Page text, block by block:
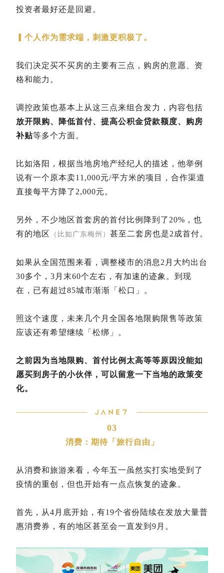
投资者最好还是回避。
个人作为需求端，刺激更积极了。
我们决定买不买房的主要有三点，购房的意愿、资
格和能力。
调控政策也基本上从这三点来组合发力，内容包括
放开限购、降低首付、提高公积金贷款额度、购房
补贴等多个方面。
比如洛阳，根据当地房地产经纪人的描述，他举例
说有一个原本卖11,000元/平方米的项目，合作渠道
直接每平方降了2,000元。
另外，不少地区首套房的首付比例降到了20%，也
有的地区
（比如广东梅州） 甚至二套房也是2成首付。
如果从全国范围来看，调整楼市的消息2月大约出台
30多个，3月末60个左右，有加速的迹象。到现
在，已有超过85城市渐渐「松口」。
照这个速度，未来几个月全国各地限购限售等政策
应该还有希望继续「松绑」。
之前因为当地限购、首付比例太高等等原因没能如
愿买到房子的小伙伴，可以留意一下当地的政策变
化。
03
消费：期待「旅行自由」
从消费和旅游来看，今年五一虽然实打实地受到了
疫情的重创，但也开始有一点点恢复的迹象。
首先，从4月底开始，有19个省份陆续在发放大量普
惠消费券，有的地区甚至会一直发到9月。